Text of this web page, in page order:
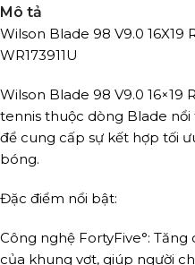
Mô tả
Wilson Blade 98 V9.0 16X19
WR173911U
Wilson Blade 98 V9.0 16×19
tennis thuộc dòng Blade
để cung cấp sự kết hợp tối
bóng.
Đặc điểm nổi bật:
Công nghệ FortyFive°:
của khung vợt, giúp người